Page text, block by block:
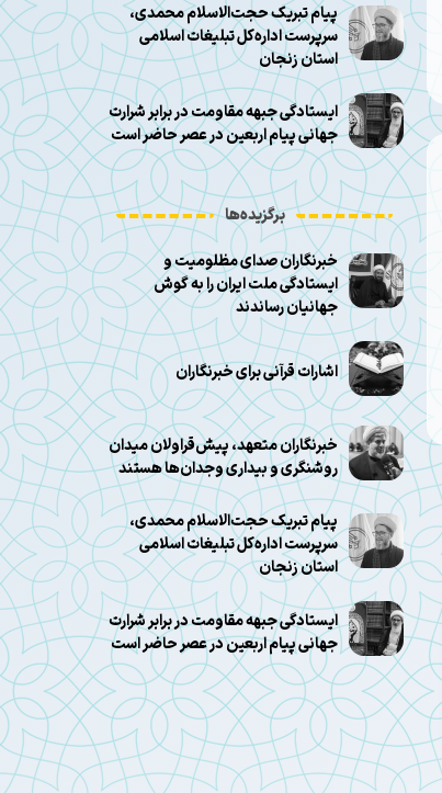
پیام تبریک حجت‌الاسلام محمدی،
سرپرست اداره‌کل تبلیغات اسلامی
استان زنجان
ایستادگی جبهه مقاومت در برابر شرارت
جهانی پیام اربعین در عصر حاضر است
برگزیده‌ها
خبرنگاران صدای مظلومیت و
ایستادگی ملت ایران را به گوش
جهانیان رساندند
اشارات قرآنی برای خبرنگاران
خبرنگاران متعهد، پیش‌قراولان میدان
روشنگری و بیداری وجدان‌ها هستند
پیام تبریک حجت‌الاسلام محمدی،
سرپرست اداره‌کل تبلیغات اسلامی
استان زنجان
ایستادگی جبهه مقاومت در برابر شرارت
جهانی پیام اربعین در عصر حاضر است